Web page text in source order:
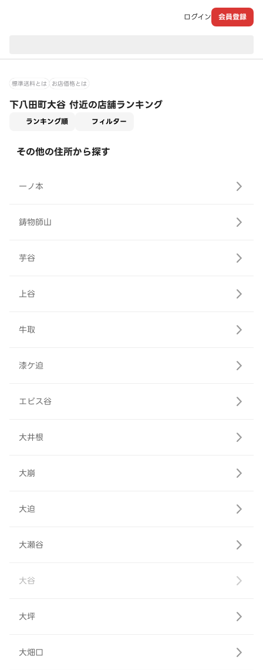
ログイン 会員登録
標準送料とは お店価格とは
下八田町大谷 付近の店舗ランキング
ランキング順 フィルター
その他の住所から探す
一ノ本
鋳物師山
芋谷
上谷
牛取
漆ケ迫
エビス谷
大井根
大崩
大迫
大瀬谷
大谷
大坪
大畑口